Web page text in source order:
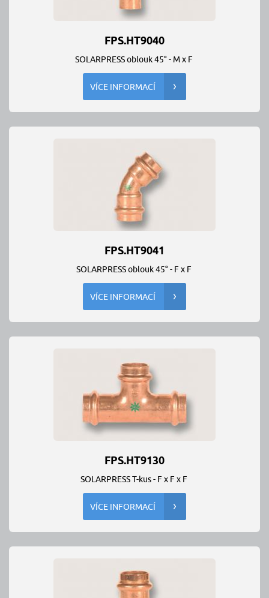
FPS.HT9040
SOLARPRESS oblouk 45° - M x F
VÍCE INFORMACÍ
FPS.HT9041
SOLARPRESS oblouk 45° - F x F
VÍCE INFORMACÍ
FPS.HT9130
SOLARPRESS T-kus - F x F x F
VÍCE INFORMACÍ